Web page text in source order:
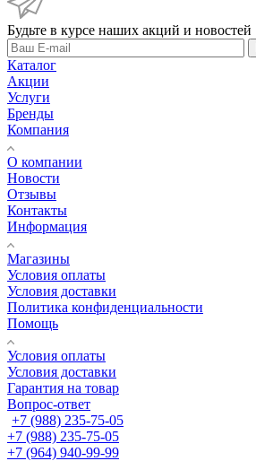
Будьте в курсе наших акций и новостей
Каталог
Акции
Услуги
Бренды
Компания
О компании
Новости
Отзывы
Контакты
Информация
Магазины
Условия оплаты
Условия доставки
Политика конфиденциальности
Помощь
Условия оплаты
Условия доставки
Гарантия на товар
Вопрос-ответ
+7 (988) 235-75-05
+7 (988) 235-75-05
+7 (964) 940-99-99